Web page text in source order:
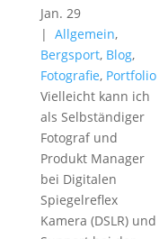
Jan. 29
| Allgemein,
Bergsport, Blog,
Fotografie, Portfolio
Vielleicht kann ich
als Selbständiger
Fotograf und
Produkt Manager
bei Digitalen
Spiegelreflex
Kamera (DSLR) und